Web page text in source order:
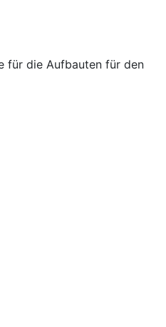
für die Aufbauten für den